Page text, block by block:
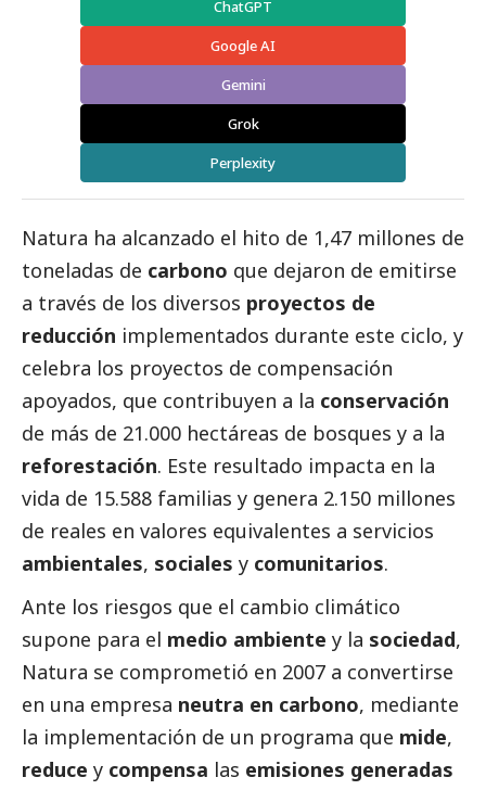
ChatGPT
Google AI
Gemini
Grok
Perplexity
Natura ha alcanzado el hito de 1,47 millones de
toneladas de carbono que dejaron de emitirse
a través de los diversos proyectos de
reducción implementados durante este ciclo, y
celebra los proyectos de compensación
apoyados, que contribuyen a la conservación
de más de 21.000 hectáreas de bosques y a la
reforestación. Este resultado impacta en la
vida de 15.588 familias y genera 2.150 millones
de reales en valores equivalentes a servicios
ambientales, sociales y comunitarios.
Ante los riesgos que el cambio climático
supone para el medio ambiente y la sociedad,
Natura se comprometió en 2007 a convertirse
en una empresa neutra en carbono, mediante
la implementación de un programa que mide,
reduce y compensa las emisiones generadas